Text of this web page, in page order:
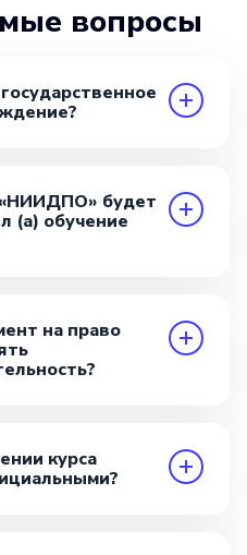
вопросы
будет
(а) обучение
на право
курса